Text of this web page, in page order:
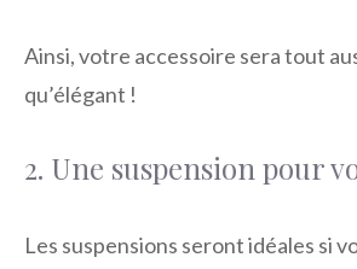
Ainsi, votre accessoire sera tout
qu’élégant !
2. Une suspension pour
Les suspensions seront idéales si